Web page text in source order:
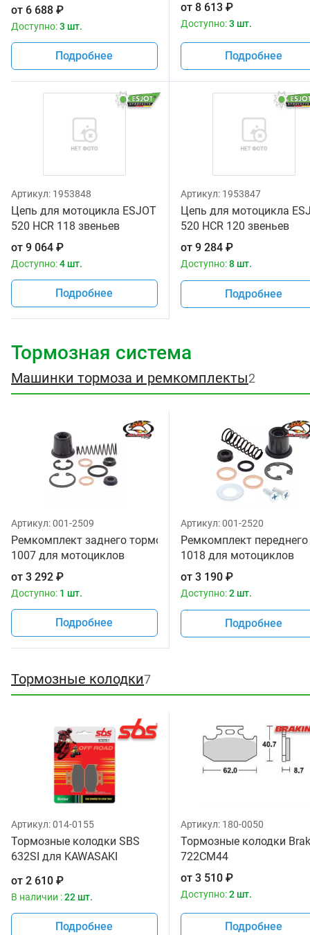
от 6 688 ₽
Доступно:3 шт.
Подробнее
от 8 613₽
Доступно:3 шт.
Подробнее
Артикул: 1953848
Цепь для мотоцикла ESJOT
520 HCR 118 звеньев
от 9 064 ₽
Доступно:4 шт.
Подробнее
Артикул: 1953847
Цепь для мотоцикла
520 HCR 120 звеньев
от 9 284₽
Доступно:8 шт.
Подробнее
Тормозная система
Машинки тормоза и ремкомплекты2
Артикул:001-2509
Ремкомплект заднего тормозного цилиндра All Balls 18-
1007 для мотоциклов
от 3 292 ₽
Доступно: 1 шт.
Подробнее
Артикул:001-2520
Ремкомплект
1018 для мотоциклов
от 3 190₽
Доступно:2 шт.
Подробнее
Тормозные колодки7
Артикул:014-0155
Тормозные колодки SBS
632SI для KAWASAKI
43082-1137, 43082-1151,
SUZUKI Djebel
от 2 610 ₽
В наличии :22 шт.
Подробнее
Артикул: 180-0050
Тормозные колодки
722CM44
от 3 510₽
Доступно:2 шт.
Подробнее